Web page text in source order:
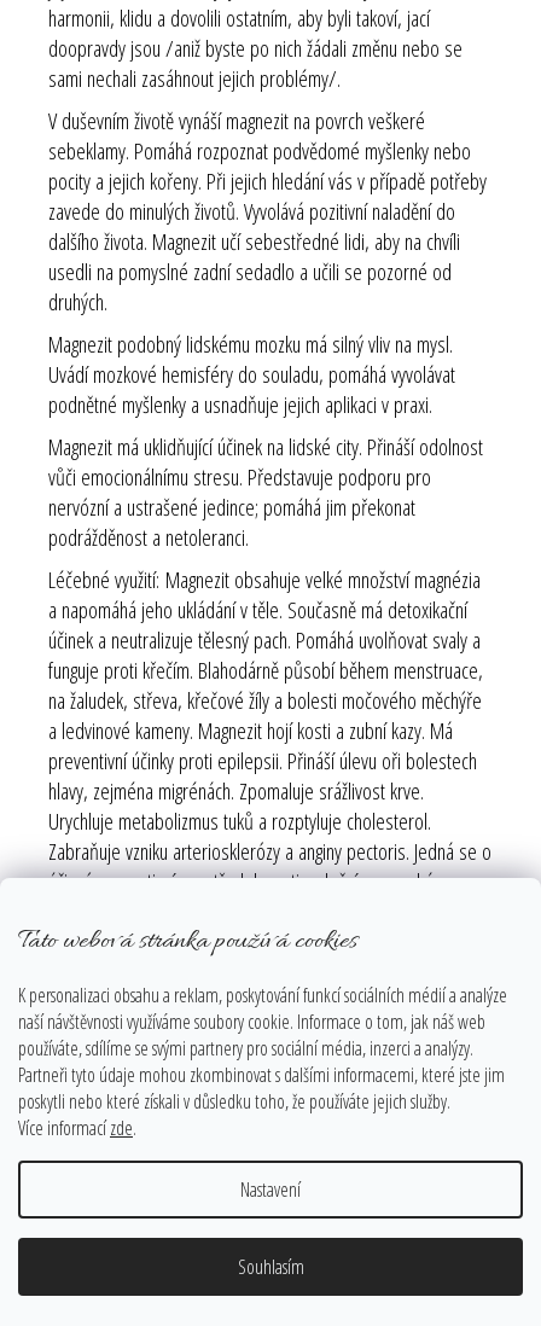
Tato webová stránka používá cookies
K personalizaci obsahu a reklam, poskytování funkcí sociálních médií a analýze
naší návštěvnosti využíváme soubory cookie. Informace o tom, jak náš web
používáte, sdílíme se svými partnery pro sociální média, inzerci a analýzy.
Partneři tyto údaje mohou zkombinovat s dalšími informacemi, které jste jim
poskytli nebo které získali v důsledku toho, že používáte jejich služby.
Více informacízde.
Nastavení
Souhlasím
harmonii, klidu a dovolili ostatním, aby byli takoví, jací
doopravdy jsou /aniž byste po nich žádali změnu nebo se
sami nechali zasáhnout jejich problémy/.
V duševním životě vynáší magnezit na povrch veškeré
sebeklamy. Pomáhá rozpoznat podvědomé myšlenky nebo
pocity a jejich kořeny. Při jejich hledání vás v případě potřeby
zavede do minulých životů. Vyvolává pozitivní naladění do
dalšího života. Magnezit učí sebestředné lidi, aby na chvíli
usedli na pomyslné zadní sedadlo a učili se pozorné od
druhých.
Magnezit podobný lidskému mozku má silný vliv na mysl.
Uvádí mozkové hemisféry do souladu, pomáhá vyvolávat
podnětné myšlenky a usnadňuje jejich aplikaci v praxi.
Magnezit má uklidňující účinek na lidské city. Přináší odolnost
vůči emocionálnímu stresu. Představuje podporu pro
nervózní a ustrašené jedince; pomáhá jim překonat
podrážděnost a netoleranci.
Léčebné využití: Magnezit obsahuje velké množství magnézia
a napomáhá jeho ukládání v těle. Současně má detoxikační
účinek a neutralizuje tělesný pach. Pomáhá uvolňovat svaly a
funguje proti křečím. Blahodárně působí během menstruace,
na žaludek, střeva, křečové žíly a bolesti močového měchýře
a ledvinové kameny. Magnezit hojí kosti a zubní kazy. Má
preventivní účinky proti epilepsii. Přináší úlevu oři bolestech
hlavy, zejména migrénách. Zpomaluje srážlivost krve.
Urychluje metabolizmus tuků a rozptyluje cholesterol.
Zabraňuje vzniku arteriosklerózy a anginy pectoris. Jedná se o
účinný preventivní prostředek proti srdečním poruchám.
zimnici.
RŮŽENÍN
léčí a vibruje na naší 4. srdeční čakře, nese sebou poselství
velké lásky a pochopení..
Čistí a otevírá srdce na všech úrovních. Vnáší do něj vnitřní
hojení a lásku k sobě samému.
Pokud k sobě chcete přilákat lásku, nemusíte hledat už nic
jiného než růžový křemen. Jestliže jej položíte vedle postele
nebo do rohu vztahů ve svém bytě, bude k vám přitahovat
lásku a nové vztahy.